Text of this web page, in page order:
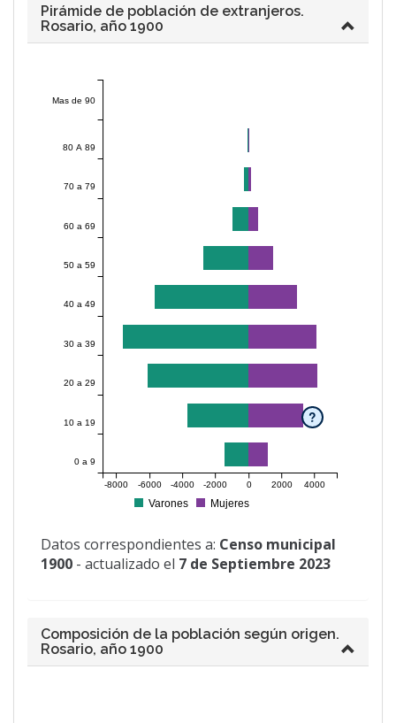
Pirámide de población de extranjeros.
Rosario, año 1900
Mas de 90
80 A 89
70 a 79
60 a 69
50 a 59
40 a 49
30 a 39
20 a 29
10 a 19
0 a 9
-8000 -6000 -4000 -2000 0 2000 4000
Varones Mujeres
?
Datos correspondientes a: Censo municipal
1900 - actualizado el 7 de Septiembre 2023
Composición de la población según origen.
Rosario, año 1900